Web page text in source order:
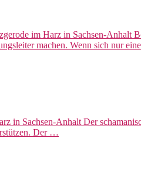
im Harz in Sachsen-Anhalt
machen. Wenn sich nur
in Sachsen-Anhalt Der
Der …